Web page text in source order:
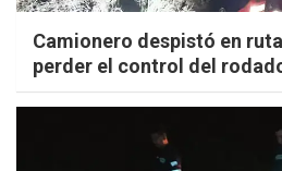
Camionero despistó en
perder el control del